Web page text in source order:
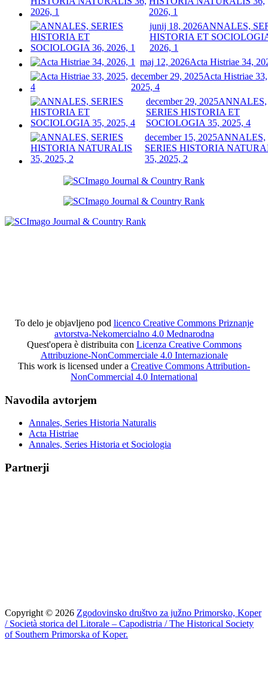
2026, 1
junij 18, 2026ANNALES,
HISTORIA ET
2026, 1
maj 12, 2026Acta Histriae 34,
december 29, 2025Acta Histriae 33,
2025, 4
december 29, 2025ANNALES,
SERIES HISTORIA ET
SOCIOLOGIA 35, 2025, 4
december 15, 2025ANNALES,
SERIES HISTORIA
35, 2025, 2
To delo je objavljeno pod licenco Creative Commons Priznanje
avtorstva-Nekomercialno 4.0 Mednarodna
Quest'opera è distribuita con Licenza Creative Commons
Attribuzione-NonCommerciale 4.0 Internazionale
This work is licensed under a Creative Commons Attribution-
NonCommercial 4.0 International
Navodila avtorjem
Annales, Series Historia Naturalis
Acta Histriae
Annales, Series Historia et Sociologia
Partnerji
Copyright © 2026 Zgodovinsko društvo za južno Primorsko, Koper
/ Società storica del Litorale – Capodistria / The Historical Society
of Southern Primorska of Koper.